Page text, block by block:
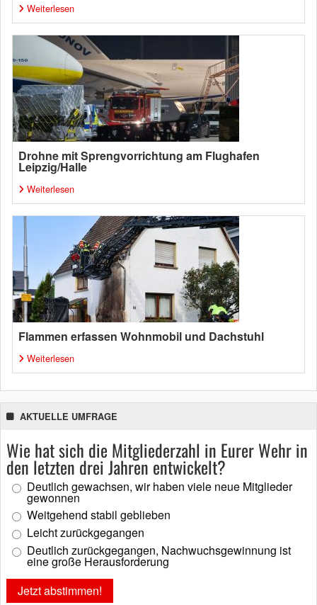
Weiterlesen
Drohne mit Sprengvorrichtung am Flughafen
Leipzig/Halle
Weiterlesen
Flammen erfassen Wohnmobil und Dachstuhl
Weiterlesen
AKTUELLE UMFRAGE
Wie hat sich die Mitgliederzahl in Eurer Wehr in
den letzten drei Jahren entwickelt?
Deutlich gewachsen, wir haben viele neue Mitglieder
gewonnen
Weitgehend stabil geblieben
Leicht zurückgegangen
Deutlich zurückgegangen, Nachwuchsgewinnung ist
eine große Herausforderung